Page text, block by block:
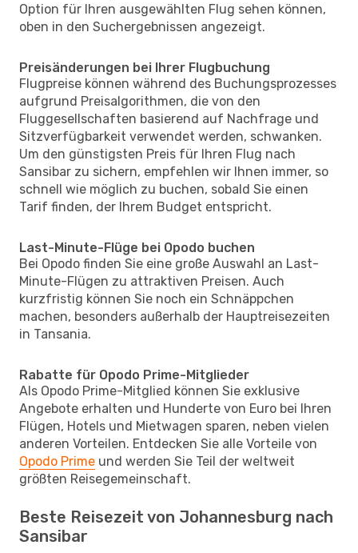
Option für Ihren ausgewählten Flug sehen können,
oben in den Suchergebnissen angezeigt.
Preisänderungen bei Ihrer Flugbuchung
Flugpreise können während des Buchungsprozesses
aufgrund Preisalgorithmen, die von den
Fluggesellschaften basierend auf Nachfrage und
Sitzverfügbarkeit verwendet werden, schwanken.
Um den günstigsten Preis für Ihren Flug nach
Sansibar zu sichern, empfehlen wir Ihnen immer, so
schnell wie möglich zu buchen, sobald Sie einen
Tarif finden, der Ihrem Budget entspricht.
Last-Minute-Flüge bei Opodo buchen
Bei Opodo finden Sie eine große Auswahl an Last-
Minute-Flügen zu attraktiven Preisen. Auch
kurzfristig können Sie noch ein Schnäppchen
machen, besonders außerhalb der Hauptreisezeiten
in Tansania.
Rabatte für Opodo Prime-Mitglieder
Als Opodo Prime-Mitglied können Sie exklusive
Angebote erhalten und Hunderte von Euro bei Ihren
Flügen, Hotels und Mietwagen sparen, neben vielen
anderen Vorteilen. Entdecken Sie alle Vorteile von
Opodo Prime und werden Sie Teil der weltweit
größten Reisegemeinschaft.
Beste Reisezeit von Johannesburg nach
Sansibar